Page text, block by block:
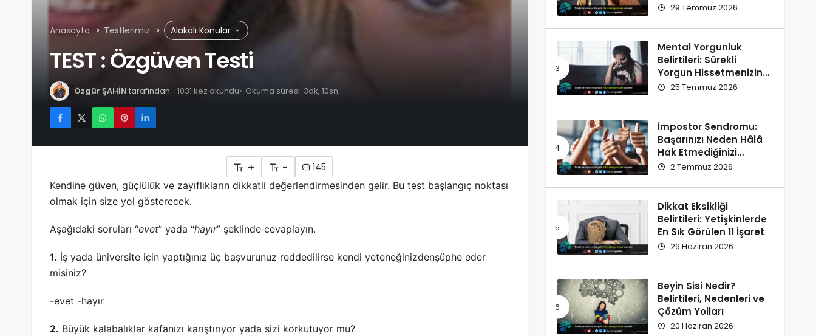
Anasayfa Testlerimiz Alakalı Konular
TEST : Özgüven Testi
Özgür ŞAHİN tarafından 1031 kez okundu Okuma süresi: 3dk, 10sn
+ -
145
Kendine güven, güçlülük ve zayıflıkların dikkatli değerlendirmesinden gelir. Bu test başlangıç noktası
olmak için size yol gösterecek.
Aşağıdaki soruları “evet” yada “hayır” şeklinde cevaplayın.
1. İş yada üniversite için yaptığınız üç başvurunuz reddedilirse kendi yeteneğinizdenşüphe eder
misiniz?
-evet -hayır
2. Büyük kalabalıklar kafanızı karıştırıyor yada sizi korkutuyor mu?
29 Temmuz 2026
Mental Yorgunluk
Belirtileri: Sürekli
Yorgun Hissetmenizin
12 Olası Nedeni
25 Temmuz 2026
İmpostor Sendromu:
Başarınızı Neden Hâlâ
Hak Etmediğinizi
Düşünüyorsunuz?
2 Temmuz 2026
Dikkat Eksikliği
Belirtileri: Yetişkinlerde
En Sık Görülen 11 İşaret
29 Haziran 2026
Beyin Sisi Nedir?
Belirtileri, Nedenleri ve
Çözüm Yolları
20 Haziran 2026